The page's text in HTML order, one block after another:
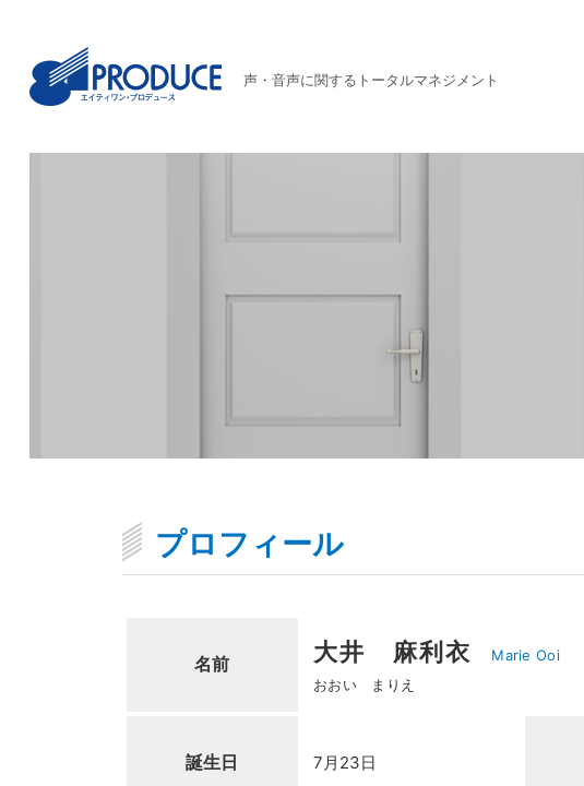
声・音声に関するトータルマネジメント
プロフィール
名前 大井 麻利衣
Marie Ooi
おおい まりえ
誕生日 7月23日